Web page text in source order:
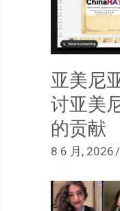
亚美尼
讨亚美
的贡献
8 6 月, 2026